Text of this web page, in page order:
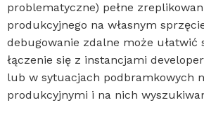
problematyczne) pełne
produkcyjnego na własnym
debugowanie zdalne może ułatwić
łączenie się z instancjami
lub w sytuacjach podbramkowych
produkcyjnymi i na nich